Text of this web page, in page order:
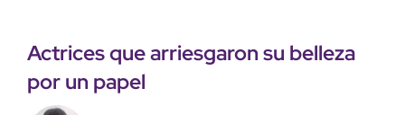
Actrices que arriesgaron su belleza
por un papel